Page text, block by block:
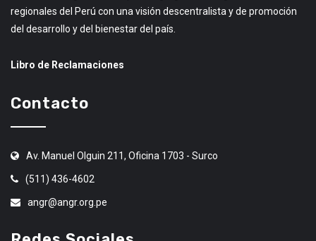
regionales del Perú con una visión descentralista y de promoción
del desarrollo y del bienestar del país.
Libro de Reclamaciones
Contacto
Av. Manuel Olguin 211, Oficina 1703 - Surco
(511) 436-4602
angr@angr.org.pe